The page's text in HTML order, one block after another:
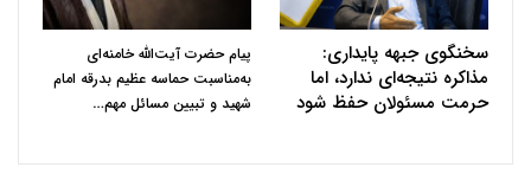
سخنگوی جبهه پایداری:
مذاکره نتیجه‌ای ندارد، اما
حرمت مسئولان حفظ شود
پیام حضرت آیت‌الله خامنه‌ای
به‌مناسبت حماسه عظیم بدرقه امام
شهید و تبیین مسائل مهم…